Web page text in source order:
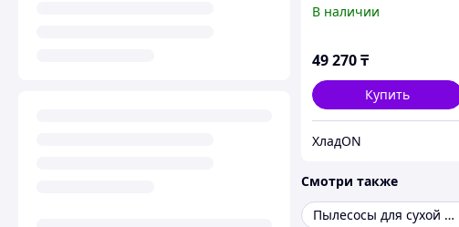
В наличии
49 270₸
Купить
ХладON
Смотри также
Пылесосы для сухой и влажной уборки